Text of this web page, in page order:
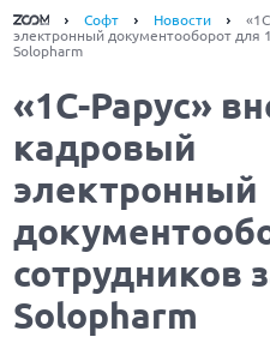
Софт Новости
электронный документооборот для
Solopharm
«1С-Рарус»
кадровый
электронный
сотрудников
Solopharm